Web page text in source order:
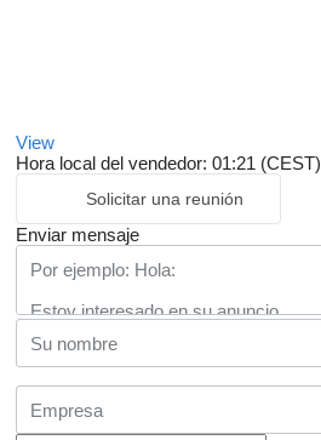
View
Hora local del vendedor: 01:21 (CEST)
Solicitar una reunión
Enviar mensaje